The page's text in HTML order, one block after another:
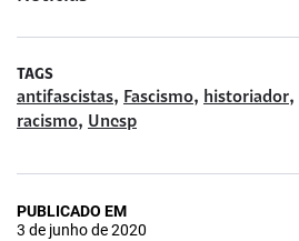
TAGS
antifascistas, Fascismo, historiador,
racismo, Unesp
PUBLICADO EM
3 de junho de 2020